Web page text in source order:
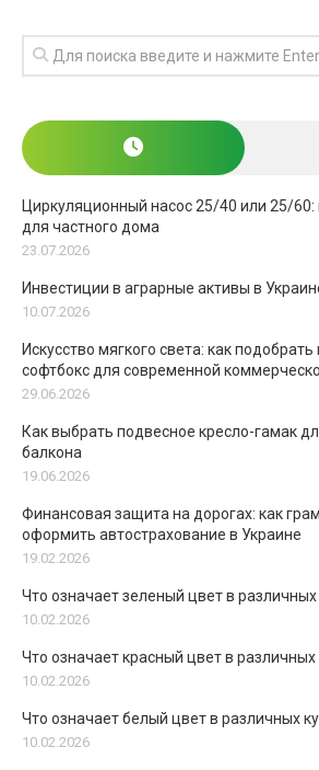
Циркуляционный насос 25/40 или 25/60:
для частного дома
23.07.2026
Инвестиции в аграрные активы в
10.07.2026
Искусство мягкого света: как
софтбокс для современной
29.06.2026
Как выбрать подвесное кресло-гамак
балкона
19.06.2026
Финансовая защита на дорогах: как
оформить автострахование в Украине
19.02.2026
Что означает зеленый цвет в
10.02.2026
Что означает красный цвет в
10.02.2026
Что означает белый цвет в различных
10.02.2026